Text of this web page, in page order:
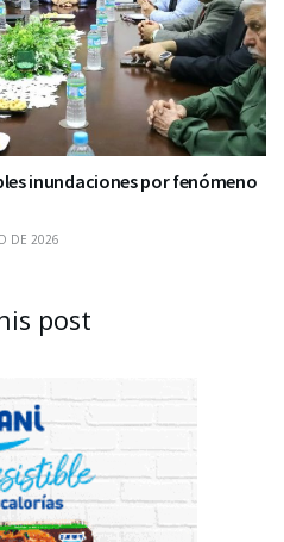
inundaciones por fenómeno
DE 2026
post